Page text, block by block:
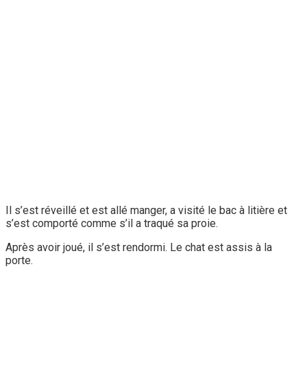
Il s’est réveillé et est allé manger, a visité le bac à litière et
s’est comporté comme s’il a traqué sa proie.
Après avoir joué, il s’est rendormi. Le chat est assis à la
porte.